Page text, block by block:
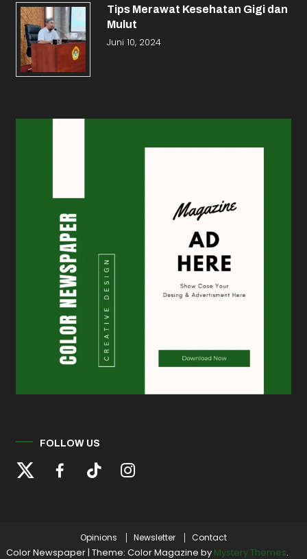
Tips Merawat Kesehatan Gigi dan
Mulut
Juni 10, 2024
FOLLOW US
Opinions Newsletter Contact
Color Newspaper | Theme: Color Magazine by Mystery Themes.